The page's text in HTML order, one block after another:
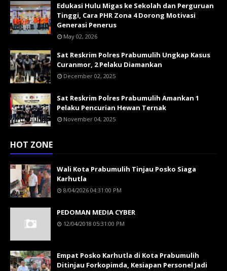
Edukasi Hulu Migas ke Sekolah dan Perguruan
Tinggi, Cara PHR Zona 4 Dorong Motivasi
Generasi Penerus
May 02, 2026
Sat Reskrim Polres Prabumulih Ungkap Kasus
Curanmor, 2 Pelaku Diamankan
December 02, 2025
Sat Reskrim Polres Prabumulih Amankan 1
Pelaku Pencurian Hewan Ternak
November 04, 2025
HOT ZONE
Wali Kota Prabumulih Tinjau Posko Siaga
Karhutla
8/04/2026 04:31:00 PM
PEDOMAN MEDIA CYBER
12/04/2018 05:31:00 PM
Empat Posko Karhutla di Kota Prabumulih
Ditinjau Forkopimda, Kesiapan Personel Jadi